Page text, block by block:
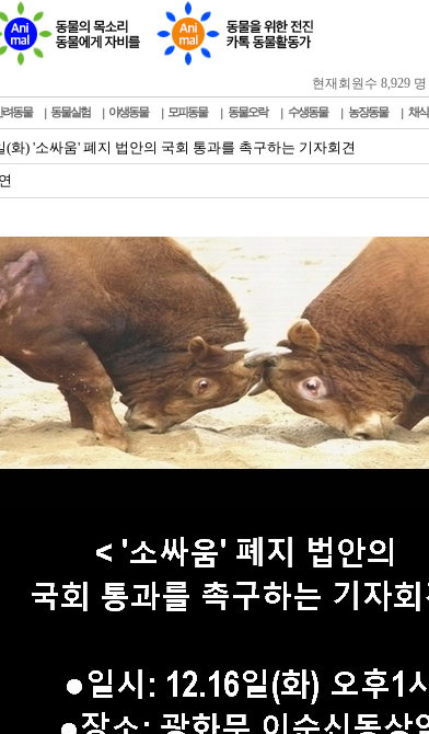
현재회원수 8,929 명
려동물 동물실험 야생동물 모피동물 동물오락 수생동물 농장동물 채
(화) '소싸움' 폐지 법안의 국회 통과를 촉구하는 기자회견